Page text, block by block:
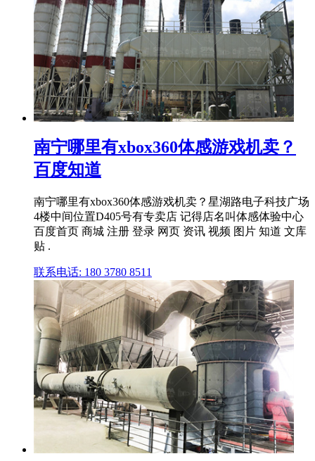
南宁哪里有xbox360体感游戏机卖？
百度知道
南宁哪里有xbox360体感游戏机卖？星湖路电子科技广场
4楼中间位置D405号有专卖店 记得店名叫体感体验中心
百度首页 商城 注册 登录 网页 资讯 视频 图片 知道 文库
贴 .
联系电话: 180 3780 8511